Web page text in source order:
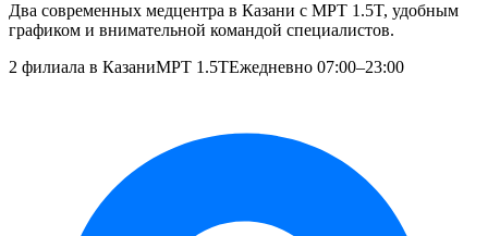
Два современных медцентра в Казани с МРТ 1.5T, удобным
графиком и внимательной командой специалистов.
2 филиала в КазаниМРТ 1.5TЕжедневно 07:00–23:00